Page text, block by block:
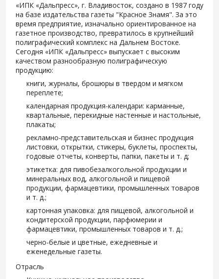
«ИПК «Дальпресс», г. Владивосток, создано в 1987 году
на базе издательства газеты "Красное Знамя". За это
время предприятие, изначально ориентированное на
газетное производство, превратилось в крупнейший
полиграфический комплекс на Дальнем Востоке.
Сегодня «ИПК «Дальпресс» выпускает с высоким
качеством разнообразную полиграфическую
продукцию:
книги, журналы, брошюры в твердом и мягком
переплете;
календарная продукция-календари: карманные,
квартальные, перекидные настенные и настольные,
плакаты;
рекламно-представительская и бизнес продукция
листовки, открытки, стикеры, буклеты, проспекты,
годовые отчеты, конверты, папки, пакеты и т. д;
этикетка: для пивобезалкогольной продукции и
минеральных вод, алкогольной и пищевой
продукции, фармацевтики, промышленных товаров
и т. д.;
картонная упаковка: для пищевой, алкогольной и
кондитерской продукции, парфюмерии и
фармацевтики, промышленных товаров и т. д.;
черно-белые и цветные, ежедневные и
еженедельные газеты.
Отрасль